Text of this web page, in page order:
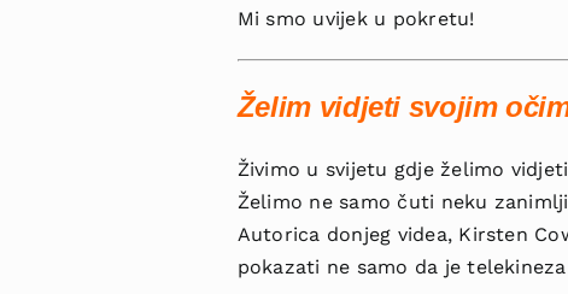
Mi smo uvijek u pokretu!
Želim vidjeti svojim
Živimo u svijetu gdje želimo
Želimo ne samo čuti neku
Autorica donjeg videa, Kirsten
pokazati ne samo da je